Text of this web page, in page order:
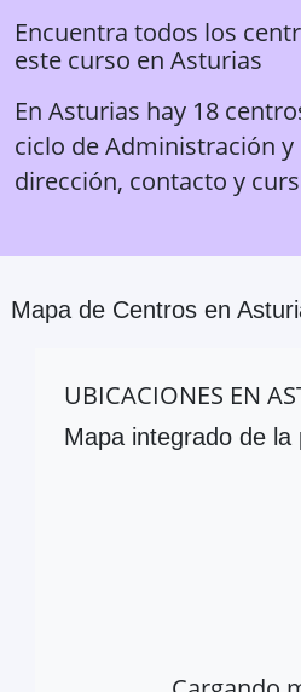
Encuentra todos los
este curso en Asturias
En Asturias hay 18
ciclo de Administración y
dirección, contacto y
Mapa de Centros en
UBICACIONES EN
Mapa integrado de la